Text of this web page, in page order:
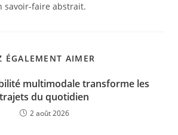
savoir-faire abstrait.
ÉGALEMENT AIMER
multimodale transforme les
trajets du quotidien
2 août 2026